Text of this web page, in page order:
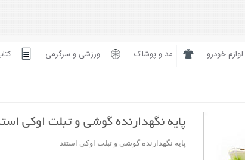
لوازم خودرو مد و پوشاک ورزشی و سرگرمی
پایه نگهدارنده گوشی و تبلت اوکی
پایه نگهدارنده گوشی و تبلت اوکی استند